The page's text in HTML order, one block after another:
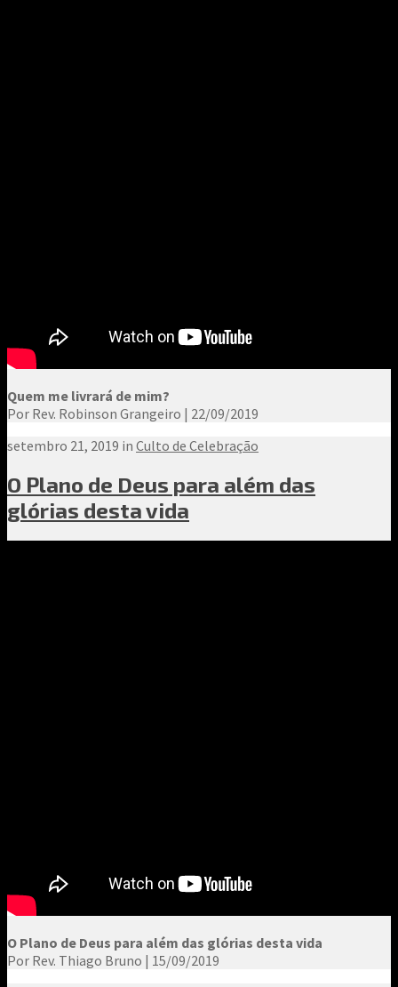
Quem me livrará de mim?
Por Rev. Robinson Grangeiro | 22/09/2019
setembro 21, 2019 in Culto de Celebração
O Plano de Deus para além das
glórias desta vida
O Plano de Deus para além das glórias desta vida
Por Rev. Thiago Bruno | 15/09/2019